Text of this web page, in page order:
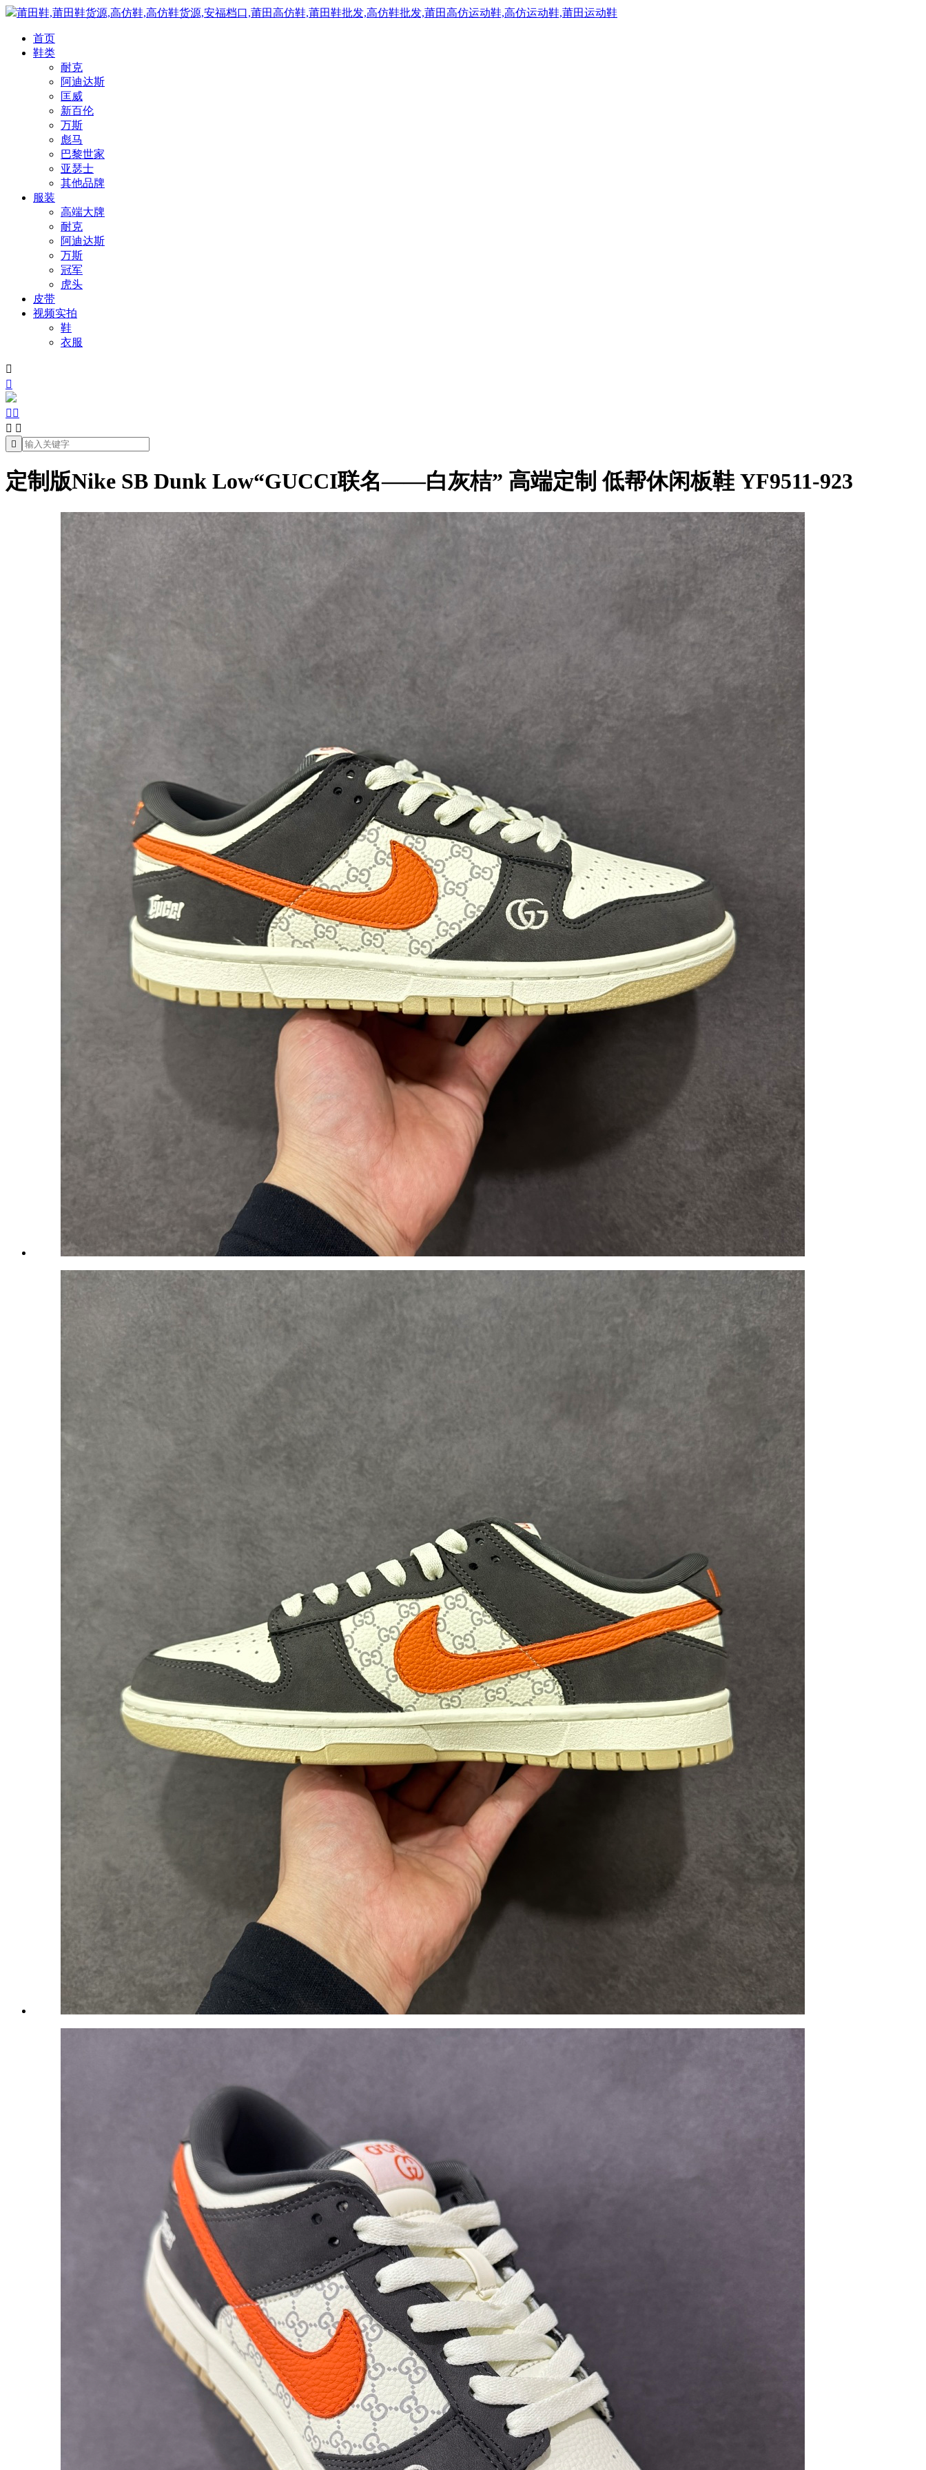
莆田鞋,莆田鞋货源,高仿鞋,高仿鞋货源,安福档口,莆田高仿鞋,莆田鞋批发,高仿鞋批发,莆田高仿运动鞋,高仿运动鞋,莆田运动鞋
首页
鞋类
耐克
阿迪达斯
匡威
新百伦
万斯
彪马
巴黎世家
亚瑟士
其他品牌
服装
高端大牌
耐克
阿迪达斯
万斯
冠军
虎头
皮带
视频实拍
鞋
衣服


 
 

定制版Nike SB Dunk Low“GUCCI联名——白灰桔” 高端定制 低帮休闲板鞋 YF9511-923